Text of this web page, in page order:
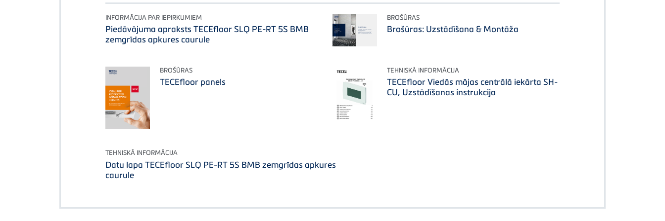
INFORMĀCIJA PAR IEPIRKUMIEM
Piedāvājuma apraksts TECEfloor SLQ PE-RT 5S BMB
zemgrīdas apkures caurule
BROŠŪRAS
Brošūras: Uzstādīšana & Montāža
BROŠŪRAS
TECEfloor panels
TEHNISKĀ INFORMĀCIJA
TECEfloor Viedās mājas centrālā iekārta SH-
CU, Uzstādīšanas instrukcija
TEHNISKĀ INFORMĀCIJA
Datu lapa TECEfloor SLQ PE-RT 5S BMB zemgrīdas apkures
caurule